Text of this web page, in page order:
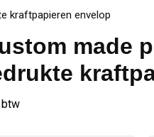
kraftpapieren envelop
made